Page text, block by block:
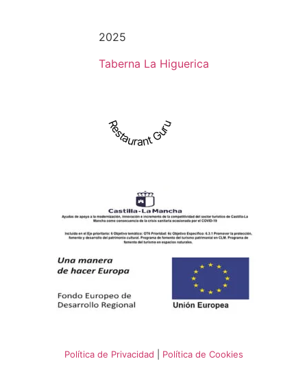
2025
Taberna La Higuerica
Restaurant Guru
Política de Privacidad Política de Cookies